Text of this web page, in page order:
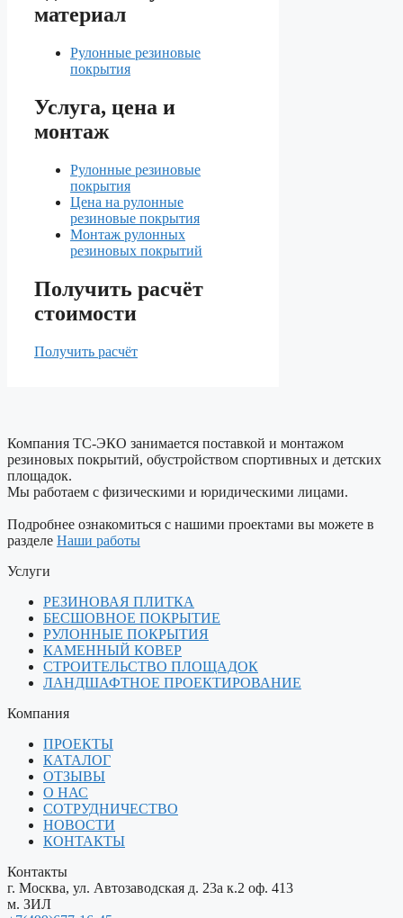
материал
Рулонные резиновые
покрытия
Услуга, цена и
монтаж
Рулонные резиновые
покрытия
Цена на рулонные
резиновые покрытия
Монтаж рулонных
резиновых покрытий
Получить расчёт
стоимости
Получить расчёт
Компания ТС-ЭКО занимается поставкой и монтажом
резиновых покрытий, обустройством спортивных и детских
площадок.
Мы работаем с физическими и юридическими лицами.
Подробнее ознакомиться с нашими проектами вы можете в
разделе Наши работы
Услуги
РЕЗИНОВАЯ ПЛИТКА
БЕСШОВНОЕ ПОКРЫТИЕ
РУЛОННЫЕ ПОКРЫТИЯ
КАМЕННЫЙ КОВЕР
СТРОИТЕЛЬСТВО ПЛОЩАДОК
ЛАНДШАФТНОЕ ПРОЕКТИРОВАНИЕ
Компания
ПРОЕКТЫ
КАТАЛОГ
ОТЗЫВЫ
О НАС
СОТРУДНИЧЕСТВО
НОВОСТИ
КОНТАКТЫ
Контакты
г. Москва, ул. Автозаводская д. 23а к.2 оф. 413
м. ЗИЛ